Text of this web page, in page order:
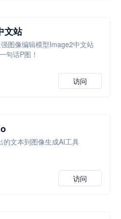
文站
图像编辑模型Image2中文站
句话P图！
访问
的文本到图像生成AI工具
访问